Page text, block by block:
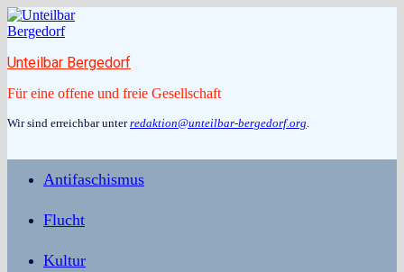
Zum
Inhalt
Unteilbar Bergedorf
Für eine offene und freie Gesellschaft
Wir sind erreichbar unterredaktion@unteilbar-bergedorf.org.
Antifaschismus
Flucht
Kultur